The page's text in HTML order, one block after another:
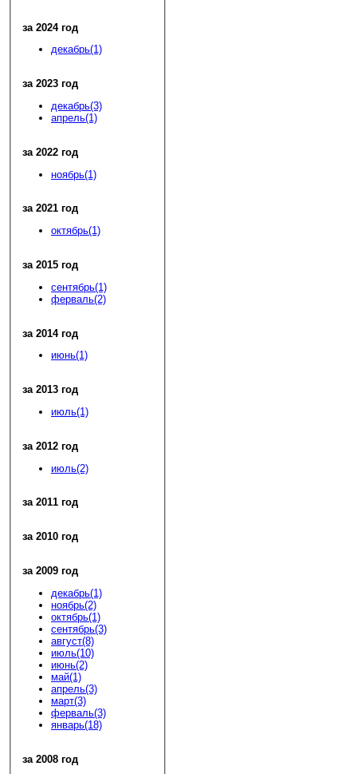
за 2024 год
декабрь(1)
за 2023 год
декабрь(3)
апрель(1)
за 2022 год
ноябрь(1)
за 2021 год
октябрь(1)
за 2015 год
сентябрь(1)
ферваль(2)
за 2014 год
июнь(1)
за 2013 год
июль(1)
за 2012 год
июль(2)
за 2011 год
за 2010 год
за 2009 год
декабрь(1)
ноябрь(2)
октябрь(1)
сентябрь(3)
август(8)
июль(10)
июнь(2)
май(1)
апрель(3)
март(3)
ферваль(3)
январь(18)
за 2008 год